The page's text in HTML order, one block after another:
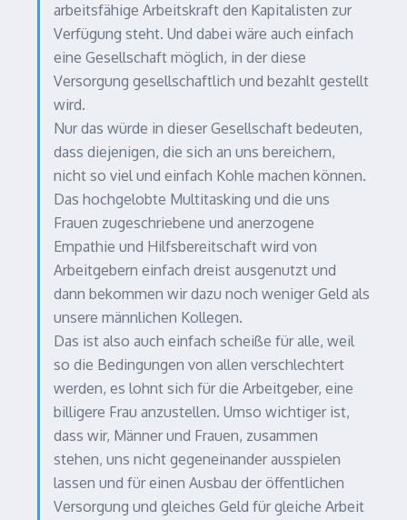
arbeitsfähige Arbeitskraft den Kapitalisten zur
Verfügung steht. Und dabei wäre auch einfach
eine Gesellschaft möglich, in der diese
Versorgung gesellschaftlich und bezahlt gestellt
wird.
Nur das würde in dieser Gesellschaft bedeuten,
dass diejenigen, die sich an uns bereichern,
nicht so viel und einfach Kohle machen können.
Das hochgelobte Multitasking und die uns
Frauen zugeschriebene und anerzogene
Empathie und Hilfsbereitschaft wird von
Arbeitgebern einfach dreist ausgenutzt und
dann bekommen wir dazu noch weniger Geld als
unsere männlichen Kollegen.
Das ist also auch einfach scheiße für alle, weil
so die Bedingungen von allen verschlechtert
werden, es lohnt sich für die Arbeitgeber, eine
billigere Frau anzustellen. Umso wichtiger ist,
dass wir, Männer und Frauen, zusammen
stehen, uns nicht gegeneinander ausspielen
lassen und für einen Ausbau der öffentlichen
Versorgung und gleiches Geld für gleiche Arbeit